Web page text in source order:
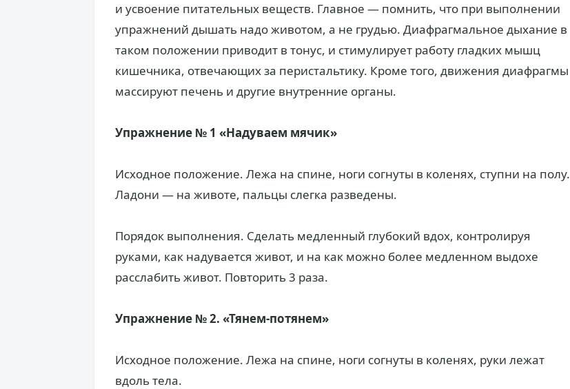
и усвоение питательных веществ. Главное — помнить, что при выполнении
упражнений дышать надо животом, а не грудью. Диафрагмальное дыхание в
таком положении приводит в тонус, и стимулирует работу гладких мышц
кишечника, отвечающих за перистальтику. Кроме того, движения диафрагмы
массируют печень и другие внутренние органы.
Упражнение № 1 «Надуваем мячик»
Исходное положение. Лежа на спине, ноги согнуты в коленях, ступни на полу.
Ладони — на животе, пальцы слегка разведены.
Порядок выполнения. Сделать медленный глубокий вдох, контролируя
руками, как надувается живот, и на как можно более медленном выдохе
расслабить живот. Повторить 3 раза.
Упражнение № 2. «Тянем-потянем»
Исходное положение. Лежа на спине, ноги согнуты в коленях, руки лежат
вдоль тела.